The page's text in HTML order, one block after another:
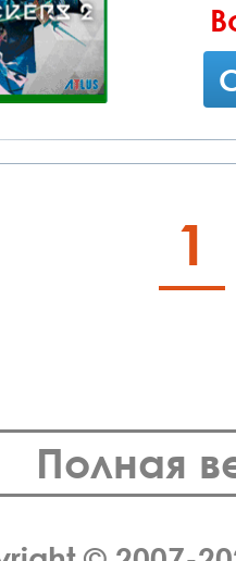
1
Полная